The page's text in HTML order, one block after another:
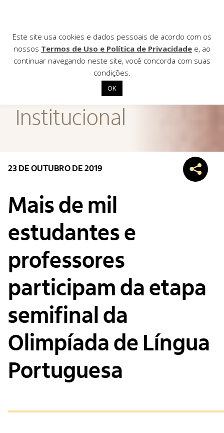
Institucional
Editais
Contato
Institucional
23 DE OUTUBRO DE 2019
Mais de mil
estudantes e
professores
participam da etapa
semifinal da
Olimpíada de Língua
Portuguesa
Este site usa cookies e dados pessoais de acordo com os
nossos Termos de Uso e Política de Privacidade e, ao
continuar navegando neste site, você concorda com suas
condições.
OK